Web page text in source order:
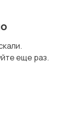
еще раз.